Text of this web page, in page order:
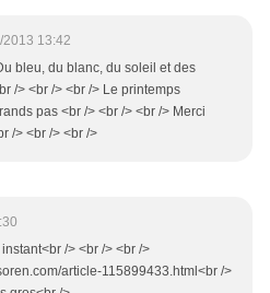
2013 13:42
bleu, du blanc, du soleil et des
/> <br /> <br /> Le printemps
pas <br /> <br /> <br /> Merci
/> <br /> <br />
/> <br /> <br />
article-115899433.html<br />